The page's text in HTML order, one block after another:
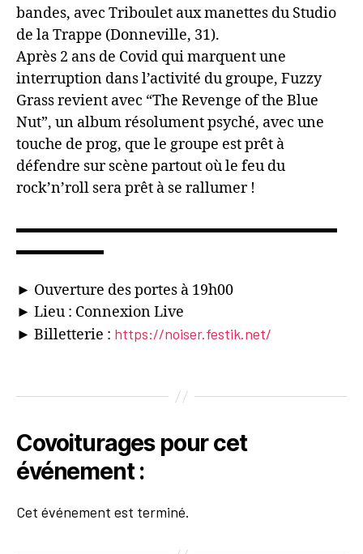
bandes, avec Triboulet aux manettes du Studio
de la Trappe (Donneville, 31).
Après 2 ans de Covid qui marquent une
interruption dans l’activité du groupe, Fuzzy
Grass revient avec “The Revenge of the Blue
Nut”, un album résolument psyché, avec une
touche de prog, que le groupe est prêt à
défendre sur scène partout où le feu du
rock’n’roll sera prêt à se rallumer !
▬▬▬▬▬▬▬▬▬▬▬▬▬▬▬▬▬▬▬▬▬▬
▬▬▬▬▬▬
► Ouverture des portes à 19h00
► Lieu : Connexion Live
► Billetterie : https://noiser.festik.net/
Covoiturages pour cet
événement :
Cet événement est terminé.